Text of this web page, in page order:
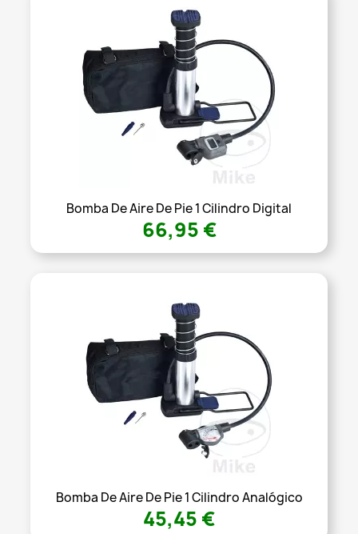
Bomba De Aire De Pie 1 Cilindro Digital
66,95 €
Bomba De Aire De Pie 1 Cilindro Analógico
45,45 €